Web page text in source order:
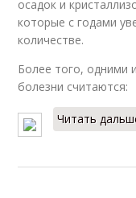
осадок и
которые с годами
количестве.
Более того, одними
болезни считаются:
Читать